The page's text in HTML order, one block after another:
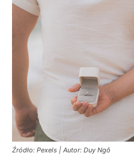
Źródło: Pexels | Autor: Duy Ngô